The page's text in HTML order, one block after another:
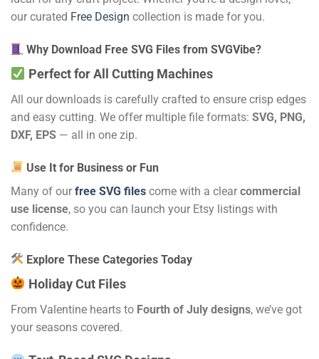
our curated Free Design collection is made for you.
Why Download Free SVG Files from SVGVibe?
Perfect for All Cutting Machines
All our downloads is carefully crafted to ensure crisp edges
and easy cutting. We offer multiple file formats: SVG, PNG,
DXF, EPS — all in one zip.
Use It for Business or Fun
Many of our free SVG files come with a clear commercial
use license, so you can launch your Etsy listings with
confidence.
Explore These Categories Today
Holiday Cut Files
From Valentine hearts to Fourth of July designs, we’ve got
your seasons covered.